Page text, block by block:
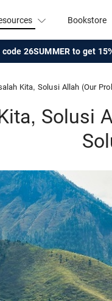
Bookstore
code 26SUMMER to get
Kita, Solusi Allah (Our
Solusi